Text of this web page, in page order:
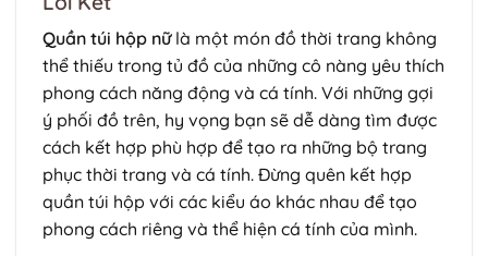
Quần túi hộp nữlà một món đồ thời trang không
thể thiếu trong tủ đồ của những cô nàng yêu thích
phong cách năng động và cá tính. Với những gợi
ý phối đồ trên, hy vọng bạn sẽ dễ dàng tìm được
cách kết hợp phù hợp để tạo ra những bộ trang
phục thời trang và cá tính. Đừng quên kết hợp
quần túi hộp với các kiểu áo khác nhau để tạo
phong cách riêng và thể hiện cá tính của mình.